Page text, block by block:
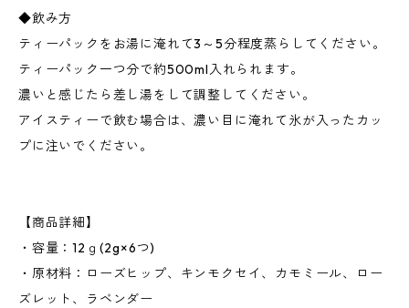
◆飲み方
ティーパックをお湯に淹れて3～5分程度蒸らしてください。
ティーパック一つ分で約500ml入れられます。
濃いと感じたら差し湯をして調整してください。
アイスティーで飲む場合は、濃い目に淹れて氷が入ったカッ
プに注いでください。
【商品詳細】
・容量：12ｇ(2g×6つ)
・原材料：ローズヒップ、キンモクセイ、カモミール、ロー
ズレット、ラベンダー